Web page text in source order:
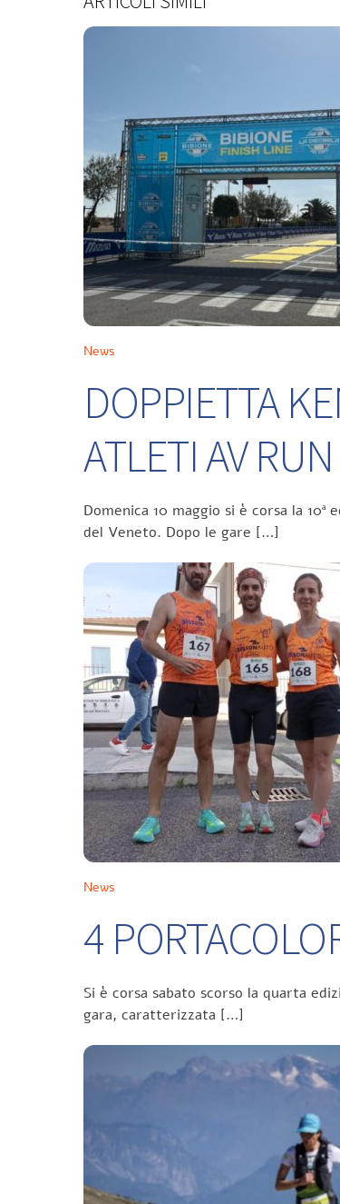
News
DOPPIETTA
ATLETI AV
Domenica 10 maggio si è corsa la
del Veneto. Dopo le gare […]
News
4
Si è corsa sabato scorso la quarta
gara, caratterizzata […]